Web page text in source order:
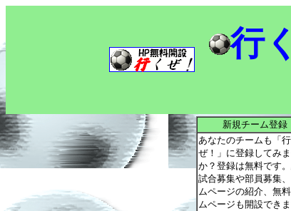
行
新規チーム登録
あなたのチームも「行
ぜ！」に登録してみ
か？登録は無料です
試合募集や部員募集
ムページの紹介、無
ムページも開設できま